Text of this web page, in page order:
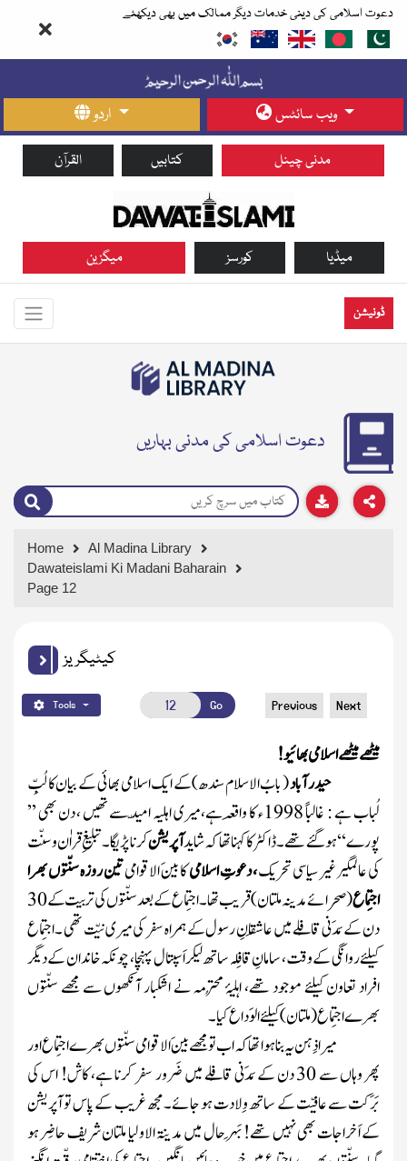
دعوت اسلامی کی دینی خدمات دیگر ممالک میں بھی دیکھئے
اردو ویب سائٹس
القرآن کتابیں مدنی چینل
میگزین کورسز میڈیا
ڈونیشن
دعوت اسلامی کی مدنی بہاریں
Home
Al Madina Library
Dawateislami Ki Madani Baharain
Page 12
کیٹیگریز
Tools Go Previous Next
میٹھے میٹھے اسلامی بھائیو!
حیدر آباد( بابُ الاسلام سندھ)کے ایک اسلامی بھائی کے بیان کا لُبِّ
لُباب ہے : غالباً1998ء کا واقِعہ
ہے، میری اہلیہ امّید سے تھیں ، دن بھی ’’
پورے‘‘ ہو گئے تھے۔ ڈاکٹر کا کہنا تھا کہ شایدآپریشنکرنا پڑیگا۔تبلیغِ قراٰن وسنّت
کی عالمگیر غیر سیاسی تحریک،دعوتِ اسلامیکا بینَ الاقوامیتین روزہ سنّتوں بھرا
اجتِماع(صحرائے مدینہ ملتان)قریب تھا ۔ اجتِماع کے بعد سنّتوں کی تربیت کے30
دن کےمَدَنی قافِلےمیں عاشِقانِ رسول کے ہمراہ سفر کی میری نیّت تھی ۔اجتِماع
کیلئے روانگی کے وقت، سامانِ قافِلہ ساتھ لیکر اَسپتال پہنچا ، چونکہ خاندان کے دیگر
افراد تعاون کیلئے موجود تھے، اہلیۂ مُحترمہ نے اشکبار آنکھوں سے مجھے سنّتوں
بھرے اجتِماع( ملتان)کیلئے الوَداع کیا۔
میرا ذِہن یہ بنا ہوا تھا کہ اب تو مجھے بینَ الاقوامی سنّتوں بھرے اجتِماع اور
پھر وہاں سے30دن کےمَدَنی قافِلےمیں ضَرور سفر کرنا ہے، کاش! اس کی
بَرَکت سے عافیّت کے ساتھ وِلادت ہو جائے۔ مجھ غریب کے پاس توآپریشن
کے اَخراجات بھی نہیں تھے! بَہَر حال میں مدینۃ الاولیاملتان شریفحاضِر ہو